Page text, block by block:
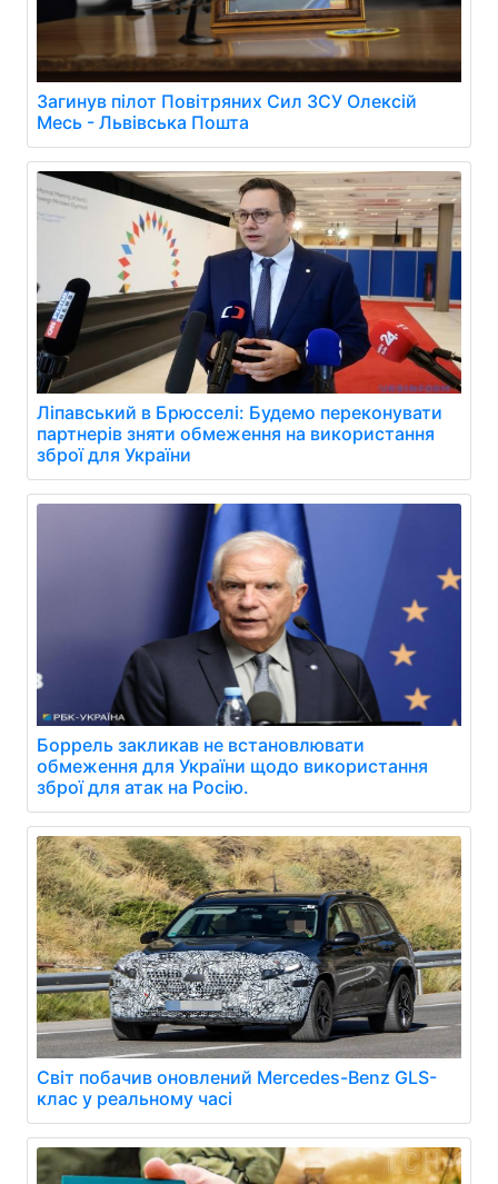
Загинув пілот Повітряних Сил ЗСУ Олексій
Месь - Львівська Пошта
Ліпавський в Брюсселі: Будемо переконувати
партнерів зняти обмеження на використання
зброї для України
Боррель закликав не встановлювати
обмеження для України щодо використання
зброї для атак на Росію.
Світ побачив оновлений Mercedes-Benz GLS-
клас у реальному часі